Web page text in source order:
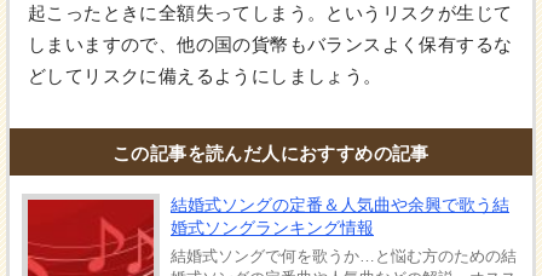
起こったときに全額失ってしまう。というリスクが生じて
しまいますので、他の国の貨幣もバランスよく保有するな
どしてリスクに備えるようにしましょう。
この記事を読んだ人におすすめの記事
結婚式ソングの定番＆人気曲や余興で歌う結
婚式ソングランキング情報
結婚式ソングで何を歌うか…と悩む方のための結